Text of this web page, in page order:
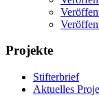
Projekte
Stifterbrief
Aktuelles